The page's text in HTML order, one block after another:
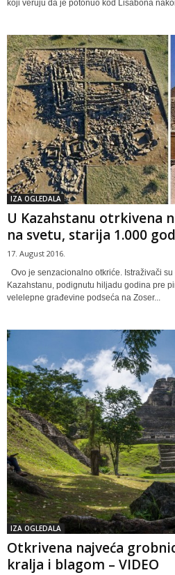
koji veruju da je potonuo kod Lisabona
IZA OGLEDALA
U Kazahstanu otrkivena
na svetu, starija 1.000
17. August 2016.
Ovo je senzacionalno otkriće. Istraživači
Kazahstanu, podignutu hiljadu godina pre
velelepne građevine podseća na Zoser...
IZA OGLEDALA
Otkrivena najveća
kralja i blagom – VIDEO